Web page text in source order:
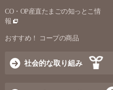
CO・OP産直たまごの知っとこ情
報
おすすめ！ コープの商品
社会的な取り組み